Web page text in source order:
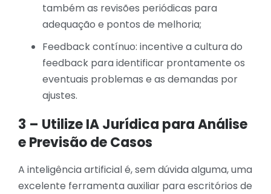
também as revisões periódicas para
adequação e pontos de melhoria;
Feedback contínuo: incentive a cultura do
feedback para identificar prontamente os
eventuais problemas e as demandas por
ajustes.
3 – Utilize IA Jurídica para Análise
e Previsão de Casos
A inteligência artificial é, sem dúvida alguma, uma
excelente ferramenta auxiliar para escritórios de